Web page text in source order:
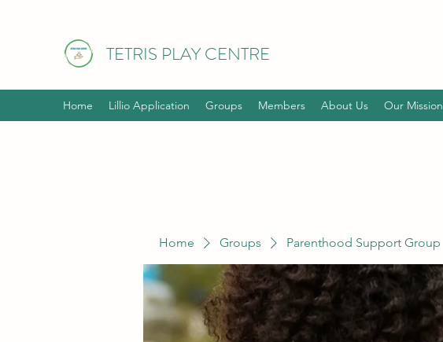
TETRIS PLAY CENTRE
Home Lillio Application Groups Members About Us Our Mission
Home Groups Parenthood Support Group